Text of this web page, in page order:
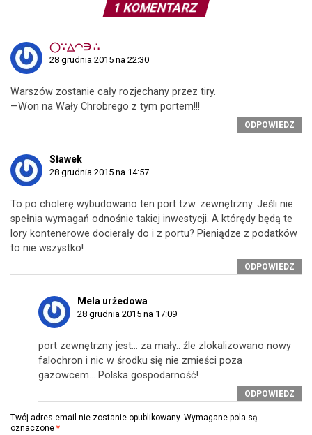
1 KOMENTARZ
◯∵△◠∋ ∴
28 grudnia 2015 na 22:30
Warszów zostanie cały rozjechany przez tiry.
—Won na Wały Chrobrego z tym portem!!!
ODPOWIEDZ
Sławek
28 grudnia 2015 na 14:57
To po cholerę wybudowano ten port tzw. zewnętrzny. Jeśli nie
spełnia wymagań odnośnie takiej inwestycji. A którędy będą te
lory kontenerowe docierały do i z portu? Pieniądze z podatków
to nie wszystko!
ODPOWIEDZ
Mela urżedowa
28 grudnia 2015 na 17:09
port zewnętrzny jest… za mały.. źle zlokalizowano nowy
falochron i nic w środku się nie zmieści poza
gazowcem… Polska gospodarność!
ODPOWIEDZ
Twój adres email nie zostanie opublikowany. Wymagane pola są
oznaczone *